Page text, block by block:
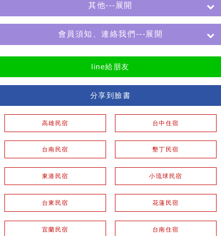
其他---展開
會員須知、連絡我們---展開
line給朋友
分享到臉書
高雄民宿 台中住宿
台南民宿 墾丁民宿
東港民宿 小琉球民宿
台東民宿 花蓮民宿
宜蘭民宿 台南住宿